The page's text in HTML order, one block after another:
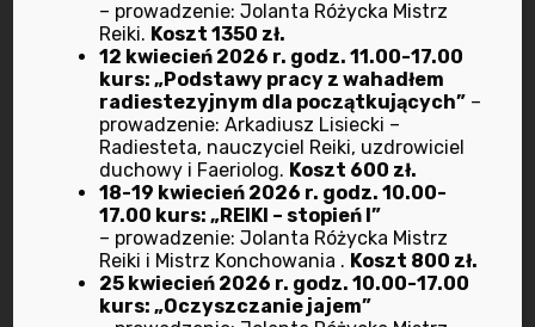
luty 2023
styczeń 2023
grudzień 2022
listopad 2022
październik 2022
– prowadzenie: Jolanta Różycka Mistrz
Reiki. Koszt 1350 zł.
12 kwiecień 2026 r. godz. 11.00-17.00
kurs: „Podstawy pracy z wahadłem
radiestezyjnym dla początkujących” –
prowadzenie: Arkadiusz Lisiecki –
Radiesteta, nauczyciel Reiki, uzdrowiciel
duchowy i Faeriolog. Koszt 600 zł.
18-19 kwiecień 2026 r. godz. 10.00-
17.00 kurs: „REIKI – stopień I”
– prowadzenie: Jolanta Różycka Mistrz
Reiki i Mistrz Konchowania . Koszt 800 zł.
25 kwiecień 2026 r. godz. 10.00-17.00
kurs: „Oczyszczanie jajem”